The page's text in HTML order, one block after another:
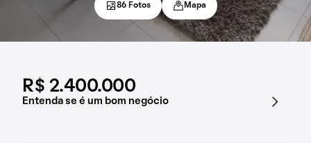
R$ 2.400.000
Entenda se é um bom negócio
86 Fotos Mapa